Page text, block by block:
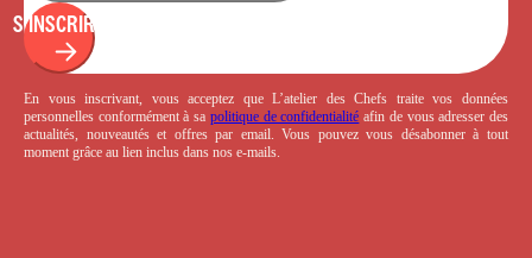
S'INSCRIRE
En vous inscrivant, vous acceptez que L’atelier des Chefs traite vos données
personnelles conformément à sa politique de confidentialité afin de vous adresser des
actualités, nouveautés et offres par email. Vous pouvez vous désabonner à tout
moment grâce au lien inclus dans nos e-mails.